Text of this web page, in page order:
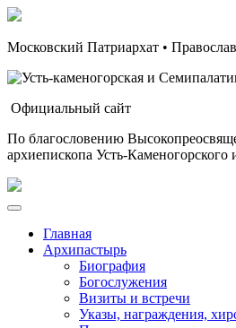
Московский Патриархат •
Официальный сайт
По благословению
архиепископа Усть-Каменогорского
Главная
Архипастырь
Биография
Богослужения
Визиты и встречи
Указы, награждения,